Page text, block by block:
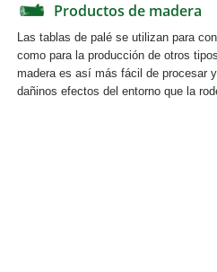
Productos de madera
Las tablas de palé se utilizan para
como para la producción de otros
madera es así más fácil de procesar
dañinos efectos del entorno que la